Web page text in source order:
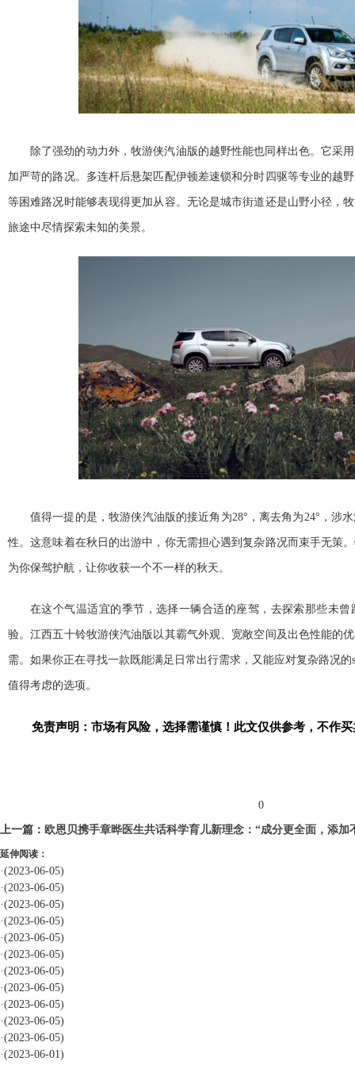
除了强劲的动力外，牧游侠汽油版的越野性能也同样出色。它采
加严苛的路况。多连杆后悬架匹配伊顿差速锁和分时四驱等专业的越
等困难路况时能够表现得更加从容。无论是城市街道还是山野小径，
旅途中尽情探索未知的美景。
值得一提的是，牧游侠汽油版的接近角为28°，离去角为24°，涉
性。这意味着在秋日的出游中，你无需担心遇到复杂路况而束手无策
为你保驾护航，让你收获一个不一样的秋天。
在这个气温适宜的季节，选择一辆合适的座驾，去探索那些未
验。江西五十铃牧游侠汽油版以其霸气外观、宽敞空间及出色性能的
需。如果你正在寻找一款既能满足日常出行需求，又能应对复杂路况
值得考虑的选项。
免责声明：市场有风险，选择需谨慎！此文仅供参考，不作
0
上一篇： 欧恩贝携手章晔医生共话科学育儿新理念：“成分更全面，添加
延伸阅读：
·(2023-06-05)
·(2023-06-05)
·(2023-06-05)
·(2023-06-05)
·(2023-06-05)
·(2023-06-05)
·(2023-06-05)
·(2023-06-05)
·(2023-06-05)
·(2023-06-05)
·(2023-06-05)
·(2023-06-01)